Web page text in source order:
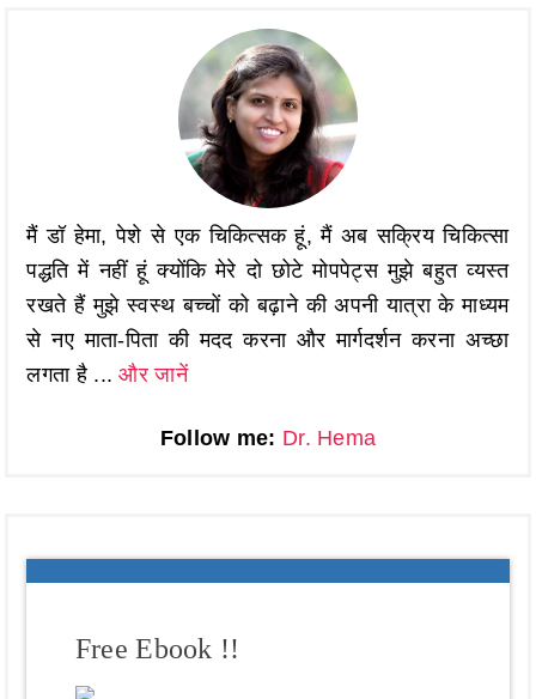
मैं डॉ हेमा, पेशे से एक चिकित्सक हूं, मैं अब सक्रिय चिकित्सा
पद्धति में नहीं हूं क्योंकि मेरे दो छोटे मोपपेट्स मुझे बहुत व्यस्त
रखते हैं मुझे स्वस्थ बच्चों को बढ़ाने की अपनी यात्रा के माध्यम
से नए माता-पिता की मदद करना और मार्गदर्शन करना अच्छा
लगता है ...और जानें
Follow me: Dr. Hema
Free Ebook !!